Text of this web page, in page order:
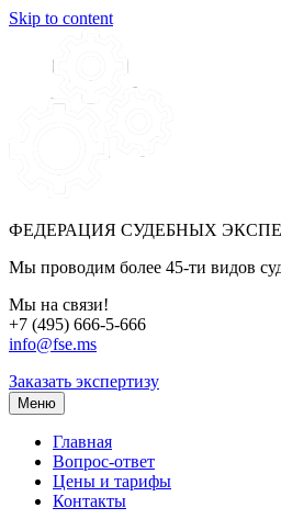
Skip to content
ФЕДЕРАЦИЯ СУДЕБНЫХ
Мы проводим более 45-ти видов
Мы на связи!
+7 (495) 666-5-666
info@fse.ms
Заказать экспертизу
Меню
Главная
Вопрос-ответ
Цены и тарифы
Контакты